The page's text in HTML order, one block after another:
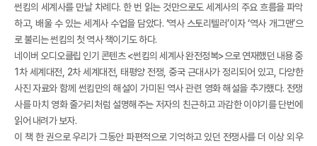
썬킴의 세계사를 만날 차례다. 한 번 읽는 것만으로도 세계사의 주요 흐름을 파악
하고, 배울 수 있는 세계사 수업을 담았다. ‘역사 스토리텔러’이자 ‘역사 개그맨’으
로 불리는 썬킴의 첫 역사 책이기도 하다.
네이버 오디오클립 인기 콘텐츠 <썬킴의 세계사 완전정복>으로 연재했던 내용 중
1차 세계대전, 2차 세계대전, 태평양 전쟁, 중국 근대사가 정리되어 있고, 다양한
사진 자료와 함께 썬킴만의 해설이 가미된 역사 관련 영화 해설을 추가했다. 전쟁
사를 마치 영화 줄거리처럼 설명해주는 저자의 친근하고 과감한 이야기를 단번에
읽어 내려가 보자.
이 책 한 권으로 우리가 그동안 파편적으로 기억하고 있던 전쟁사를 더 이상 외우